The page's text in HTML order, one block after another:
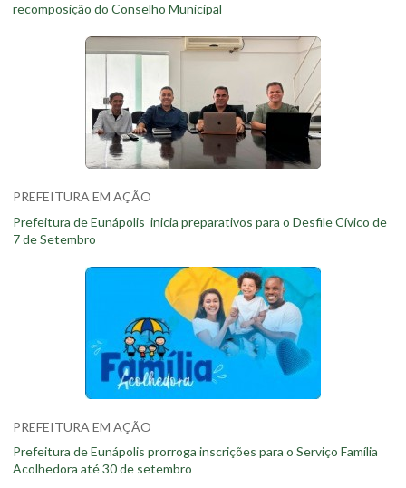
recomposição do Conselho Municipal
PREFEITURA EM AÇÃO
Prefeitura de Eunápolis inicia preparativos para o Desfile Cívico de
7 de Setembro
PREFEITURA EM AÇÃO
Prefeitura de Eunápolis prorroga inscrições para o Serviço Família
Acolhedora até 30 de setembro